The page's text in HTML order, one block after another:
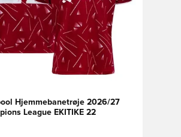
Hjemmebanetrøje 2026/27
League EKITIKE 22